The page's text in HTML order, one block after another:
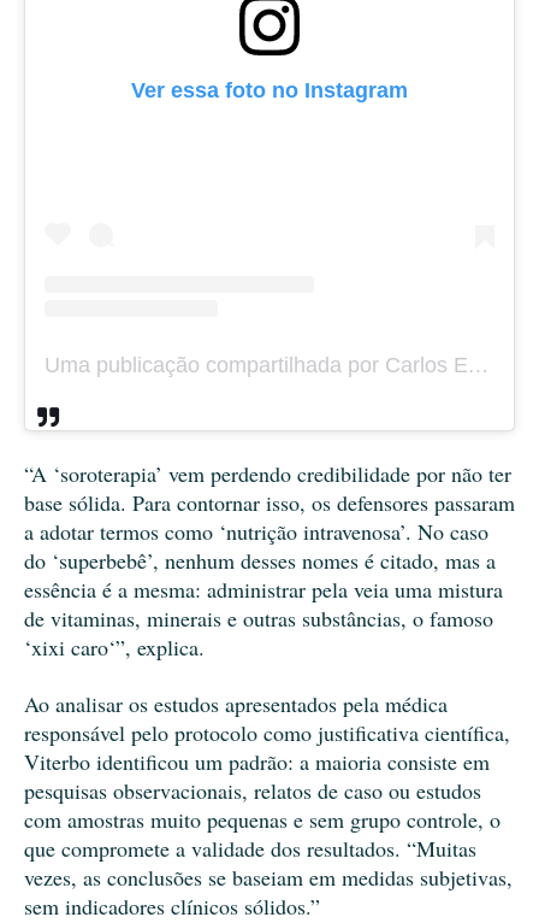
Ver essa foto no Instagram
Uma publicação compartilhada por Carlos Eduardo Viterbo (@caduviterbo)
“A ‘soroterapia’ vem perdendo credibilidade por não ter
base sólida. Para contornar isso, os defensores passaram
a adotar termos como ‘nutrição intravenosa’. No caso
do ‘superbebê’, nenhum desses nomes é citado, mas a
essência é a mesma: administrar pela veia uma mistura
de vitaminas, minerais e outras substâncias, o famoso
‘xixi caro‘”, explica.
Ao analisar os estudos apresentados pela médica
responsável pelo protocolo como justificativa científica,
Viterbo identificou um padrão: a maioria consiste em
pesquisas observacionais, relatos de caso ou estudos
com amostras muito pequenas e sem grupo controle, o
que compromete a validade dos resultados. “Muitas
vezes, as conclusões se baseiam em medidas subjetivas,
sem indicadores clínicos sólidos.”